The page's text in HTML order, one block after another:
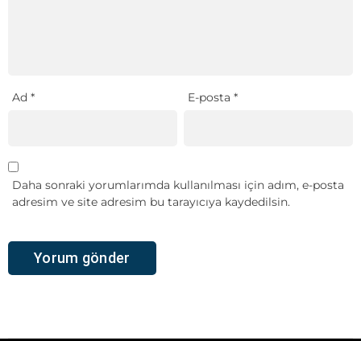
Ad * E-posta*
Daha sonraki yorumlarımda kullanılması için adım, e-posta
adresim ve site adresim bu tarayıcıya kaydedilsin.